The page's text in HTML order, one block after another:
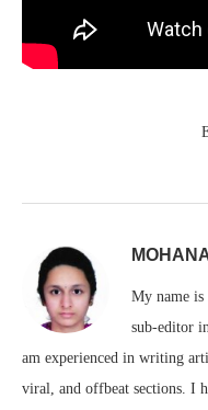
My name is
sub-editor
am experienced in writing
viral, and offbeat sections. I